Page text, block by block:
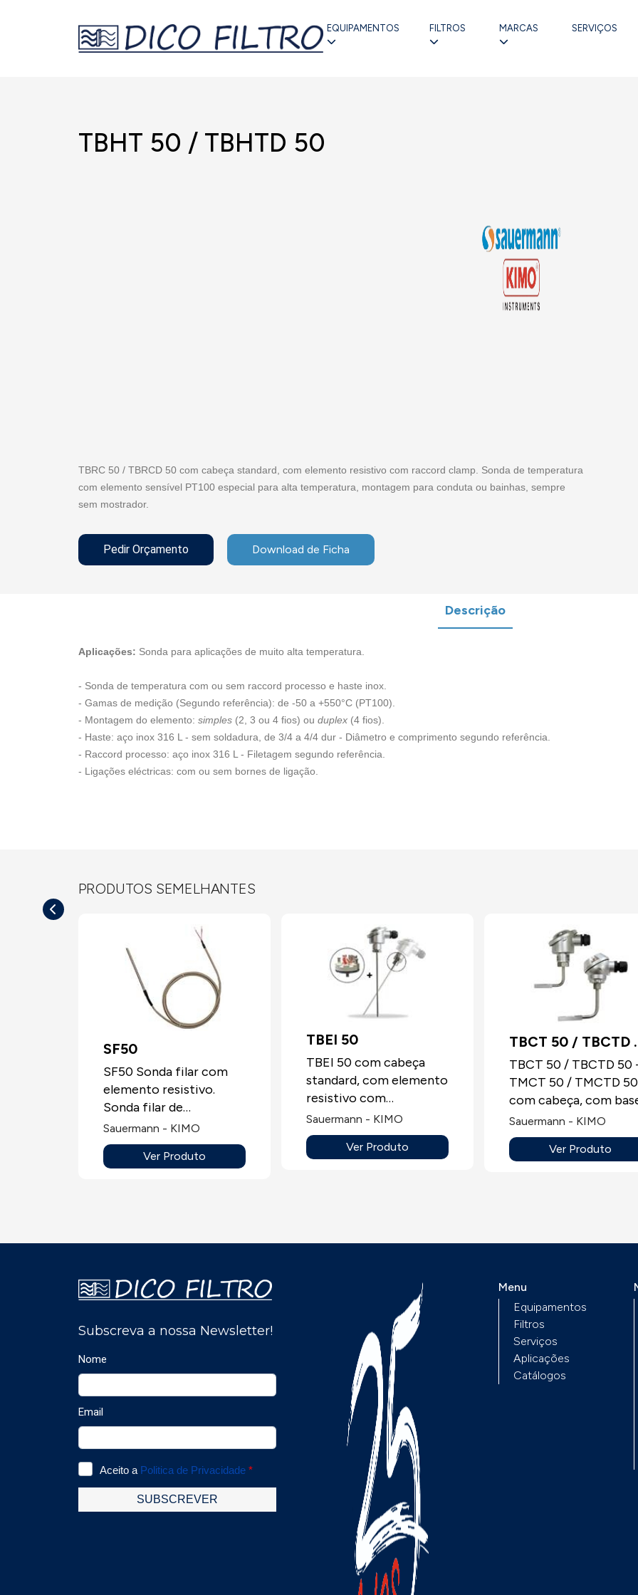
EQUIPAMENTOS FILTROS MARCAS SERVIÇOS
TBHT 50 / TBHTD 50
TBRC 50 / TBRCD 50 com cabeça standard, com elemento resistivo com raccord clamp. Sonda de temperatura
com elemento sensível PT100 especial para alta temperatura, montagem para conduta ou bainhas, sempre
sem mostrador.
Pedir Orçamento Download de Ficha
Descrição
Aplicações: Sonda para aplicações de muito alta temperatura.
- Sonda de temperatura com ou sem raccord processo e haste inox.
- Gamas de medição (Segundo referência): de -50 a +550°C (PT100).
- Montagem do elemento: simples(2, 3 ou 4 fios) ou duplex(4 fios).
- Haste: aço inox 316 L - sem soldadura, de 3/4 a 4/4 dur - Diâmetro e comprimento segundo referência.
- Raccord processo: aço inox 316 L - Filetagem segundo referência.
- Ligações eléctricas: com ou sem bornes de ligação.
PRODUTOS SEMELHANTES
SF50
SF50 Sonda filar com
elemento resistivo.
Sonda filar de
temperatura com
elemento sensível
PT100, PT100 ou NTC,
Sauermann - KIMO
Ver Produto
TBEI 50
TBEI 50 com cabeça
standard, com elemento
resistivo com
montagem
intercambiável.Sonda
de temperatura com
bainhas, sempre sem
Sauermann - KIMO
Ver Produto
TBCT 50 / TBCTD
- TMCT 50 /
50
TBCT 50 / TBCTD 50
TMCT 50 / TMCTD 50
com cabeça, com
para tubos. Sonda de
temperatura com
elemento sensível
montagem para
Sauermann - KIMO
Ver Produto
Menu
Equipamentos
Filtros
Serviços
Aplicações
Catálogos